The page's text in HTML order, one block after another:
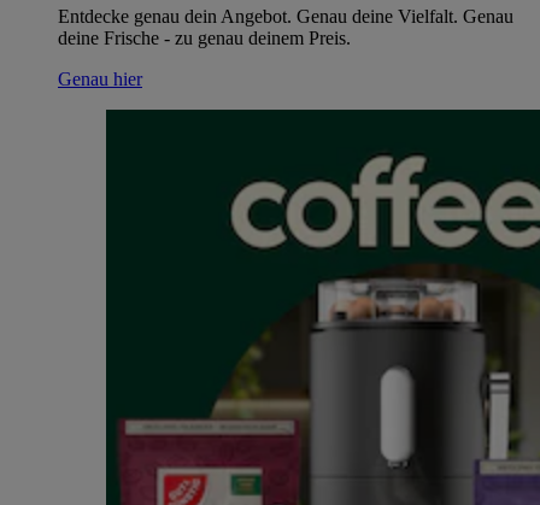
Entdecke genau dein Angebot. Genau deine Vielfalt. Genau
deine Frische - zu genau deinem Preis.
Genau hier